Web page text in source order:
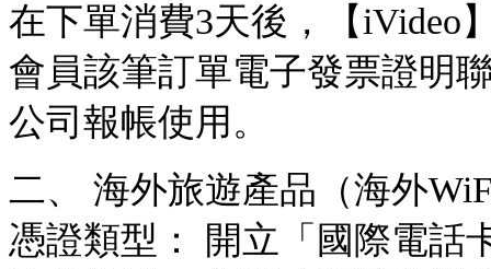
在下單消費3天後，【iVideo
會員該筆訂單電子發票證明
公司報帳使用。
二、 海外旅遊產品（海外
憑證類型： 開立「國際電話